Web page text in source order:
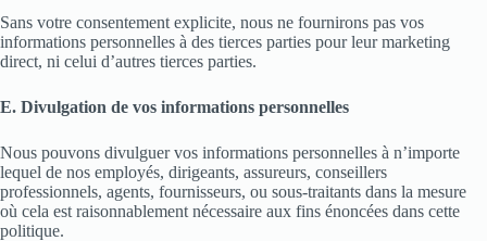
Sans votre consentement explicite, nous ne fournirons pas vos
informations personnelles à des tierces parties pour leur marketing
direct, ni celui d’autres tierces parties.
E. Divulgation de vos informations personnelles
Nous pouvons divulguer vos informations personnelles à n’importe
lequel de nos employés, dirigeants, assureurs, conseillers
professionnels, agents, fournisseurs, ou sous-traitants dans la mesure
où cela est raisonnablement nécessaire aux fins énoncées dans cette
politique.